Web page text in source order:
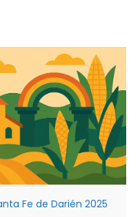
Fe de Darién 2025